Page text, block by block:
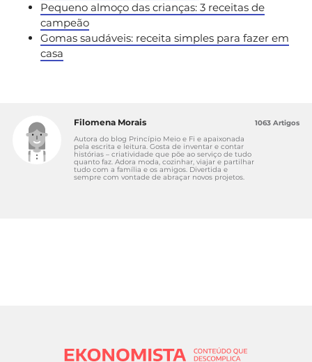
Pequeno almoço das crianças: 3 receitas de
campeão
Gomas saudáveis: receita simples para fazer em
casa
Filomena Morais
Autora do blog Princípio Meio e Fi e apaixonada
pela escrita e leitura. Gosta de inventar e contar
histórias – criatividade que põe ao serviço de tudo
quanto faz. Adora moda, cozinhar, viajar e partilhar
tudo com a família e os amigos. Divertida e
sempre com vontade de abraçar novos projetos.
1063 Artigos